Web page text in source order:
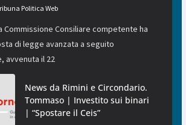
Politica Web
Commissione Consiliare competente ha
di legge avanzata a seguito
avvenuta il 22
News da Rimini e Circondario.
Tommaso | Investito sui binari
| “Spostare il Ceis”